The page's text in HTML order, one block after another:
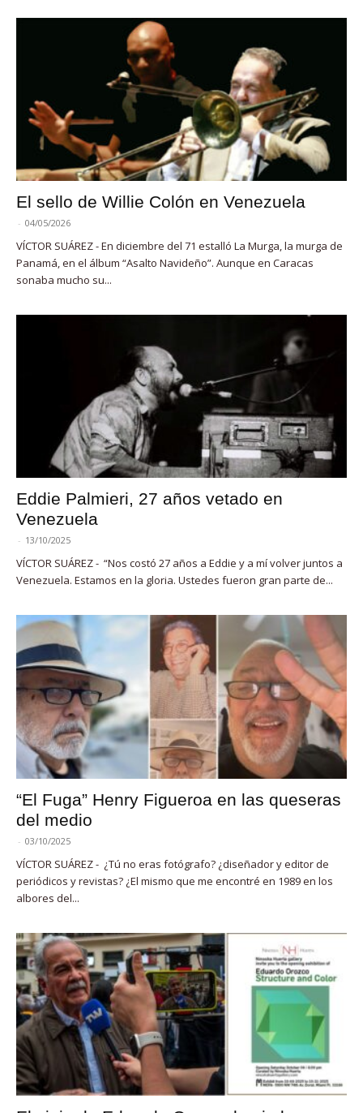
El sello de Willie Colón en Venezuela
- 04/05/2026
VÍCTOR SUÁREZ - En diciembre del 71 estalló La Murga, la murga de
Panamá, en el álbum “Asalto Navideño”. Aunque en Caracas
sonaba mucho su...
Eddie Palmieri, 27 años vetado en
Venezuela
- 13/10/2025
VÍCTOR SUÁREZ - “Nos costó 27 años a Eddie y a mí volver juntos a
Venezuela. Estamos en la gloria. Ustedes fueron gran parte de...
“El Fuga” Henry Figueroa en las queseras
del medio
- 03/10/2025
VÍCTOR SUÁREZ - ¿Tú no eras fotógrafo? ¿diseñador y editor de
periódicos y revistas? ¿El mismo que me encontré en 1989 en los
albores del...